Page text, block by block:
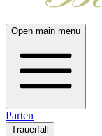
Open main menu
Parten
Trauerfall